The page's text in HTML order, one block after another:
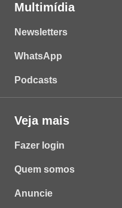
Multimídia
Newsletters
WhatsApp
Podcasts
Veja mais
Fazer login
Quem somos
Anuncie